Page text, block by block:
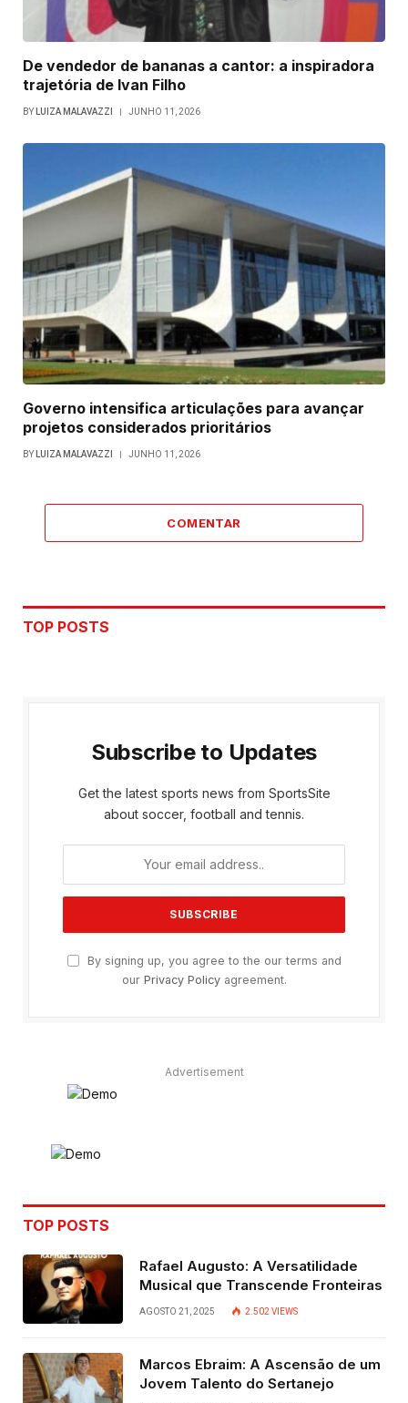
De vendedor de bananas a cantor: a inspiradora
trajetória de Ivan Filho
BY LUIZA MALAVAZZI JUNHO 11, 2026
Governo intensifica articulações para avançar
projetos considerados prioritários
BY LUIZA MALAVAZZI JUNHO 11, 2026
COMENTAR
TOP POSTS
Subscribe to Updates
Get the latest sports news from SportsSite
about soccer, football and tennis.
By signing up, you agree to the our terms and
our Privacy Policyagreement.
Advertisement
TOP POSTS
Rafael Augusto: A Versatilidade
Musical que Transcende Fronteiras
AGOSTO 21, 2025 2.502 VIEWS
Marcos Ebraim: A Ascensão de um
Jovem Talento do Sertanejo